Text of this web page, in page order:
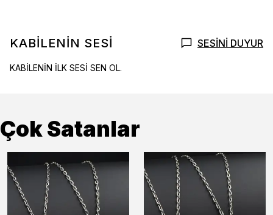
KABİLENİN SESİ SESİNİ DUYUR
KABİLENİN İLK SESİ SEN OL.
Çok Satanlar